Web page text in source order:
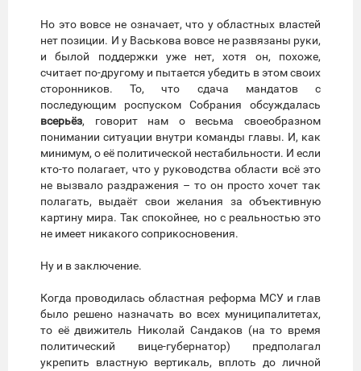
Но это вовсе не означает, что у областных властей
нет позиции. И у Васькова вовсе не развязаны руки,
и былой поддержки уже нет, хотя он, похоже,
считает по-другому и пытается убедить в этом своих
сторонников. То, что сдача мандатов с
последующим роспуском Собрания обсуждалась
всерьёз, говорит нам о весьма своеобразном
понимании ситуации внутри команды главы. И, как
минимум, о её политической нестабильности. И если
кто-то полагает, что у руководства области всё это
не вызвало раздражения – то он просто хочет так
полагать, выдаёт свои желания за объективную
картину мира. Так спокойнее, но с реальностью это
не имеет никакого соприкосновения.
Ну и в заключение.
Когда проводилась областная реформа МСУ и глав
было решено назначать во всех муниципалитетах,
то её движитель Николай Сандаков (на то время
политический вице-губернатор) предполагал
укрепить властную вертикаль, вплоть до личной